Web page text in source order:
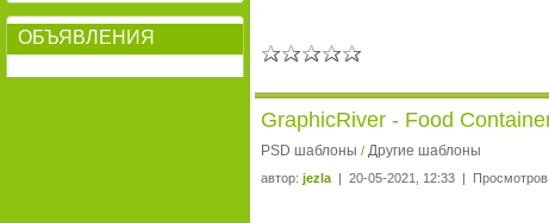
ОБЪЯВЛЕНИЯ
GraphicRiver - Food
PSD шаблоны / Другие шаблоны
автор: jezla | 20-05-2021, 12:33 |